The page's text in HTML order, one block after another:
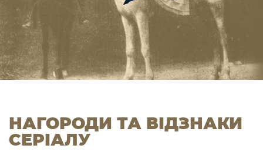
НАГОРОДИ ТА ВІДЗНАКИ
СЕРІАЛУ